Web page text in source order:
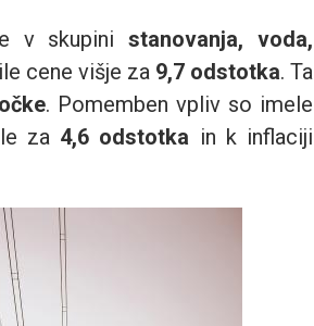
v skupinistanovanja, voda,
cene višje za 9,7 odstotka. Ta
. Pomemben vpliv so imele
za 4,6 odstotka in k inflaciji